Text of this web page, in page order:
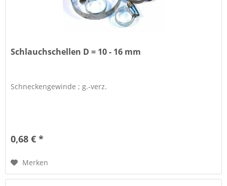
Schlauchschellen D = 10 - 16 mm
Schneckengewinde ; g.-verz.
0,68 € *
Merken